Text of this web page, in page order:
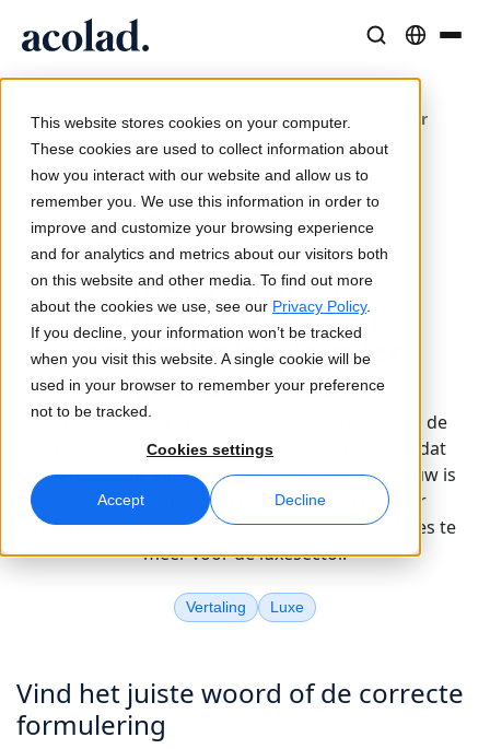
This website stores cookies on your computer.
These cookies are used to collect information about
how you interact with our website and allow us to
remember you. We use this information in order to
improve and customize your browsing experience
and for analytics and metrics about our visitors both
on this website and other media. To find out more
about the cookies we use, see our Privacy Policy.
If you decline, your information won’t be tracked
when you visit this website. A single cookie will be
used in your browser to remember your preference
not to be tracked.
Cookies settings
Accept Decline
Vertaling
AI-snelheid, menselijke precisie
Tolken
Naadloze communicatie, overal
Media en Entertainment
Breng verhalen naar elk scherm
Consulting & Outsourcing
Bereik en converteer wereldwijd
Dataservices
Lia Translate
Directe, merkconsistente vertalingen
Lia Live
Tolken in een nieuw jasje
Vertaal-API's en -connectors
Eenvoudige workflow-integratie
AI-tolktechnologie
AI-gestuurde kwaliteitscontroles
AI-gegevensdiensten
Succesverhalen
Echte resultaten van onze klanten
Blogartikelen
Expertinzichten over wereldwijde content
Ebooks
Uitgebreide gidsen en strategieën
Webinars op aanvraag
AI-gestuurde vertaling voor wereldwijde merken
Over Acolad
Duurzaamheid
Partners
Nieuws
Ontdek kansen om mee te bouwen aan de toekomst van
taal & content
luxesector: de uitdagingen van communicatie over
grenzen heen
Bijgewerkt 12 jan 2023
Woordkeuze in de
luxesector: de
uitdagingen van
communicatie over
grenzen heen
Vertaling is de kunst om een betekenis zo van de
ene taal naar de andere taal over te brengen dat
een natuurlijk klinkende tekst ontstaat die trouw is
aan het origineel. En hoewel stijl en register
belangrijk zijn voor alle vertalingen, geldt dit des te
meer voor de luxesector.
Vertaling Luxe
Vind het juiste woord of de correcte
formulering